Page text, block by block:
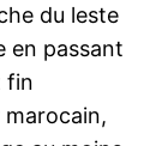
du leste
en passant
fin